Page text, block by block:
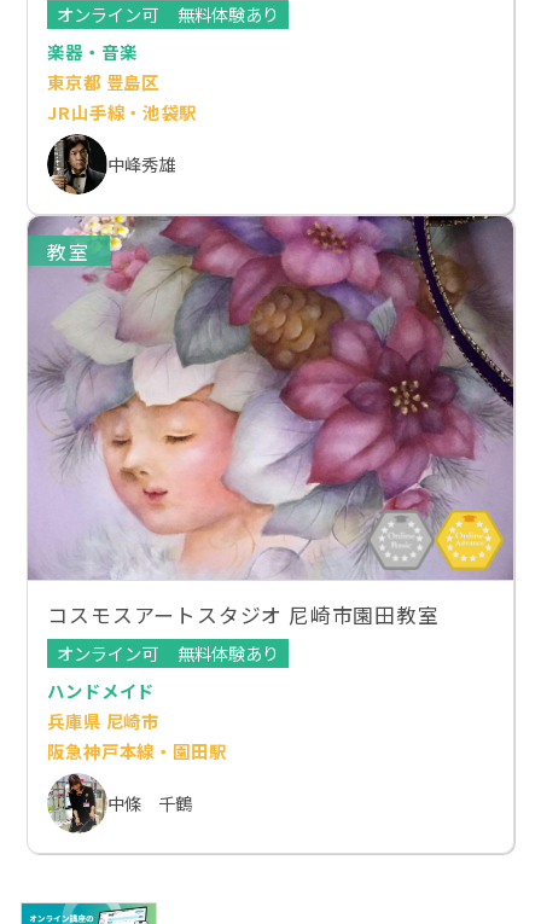
オンライン可
無料体験あり
楽器・音楽
東京都 豊島区
JR山手線・池袋駅
中峰秀雄
教室
コスモスアートスタジオ 尼崎市園田教室
オンライン可
無料体験あり
ハンドメイド
兵庫県 尼崎市
阪急神戸本線・園田駅
中條 千鶴